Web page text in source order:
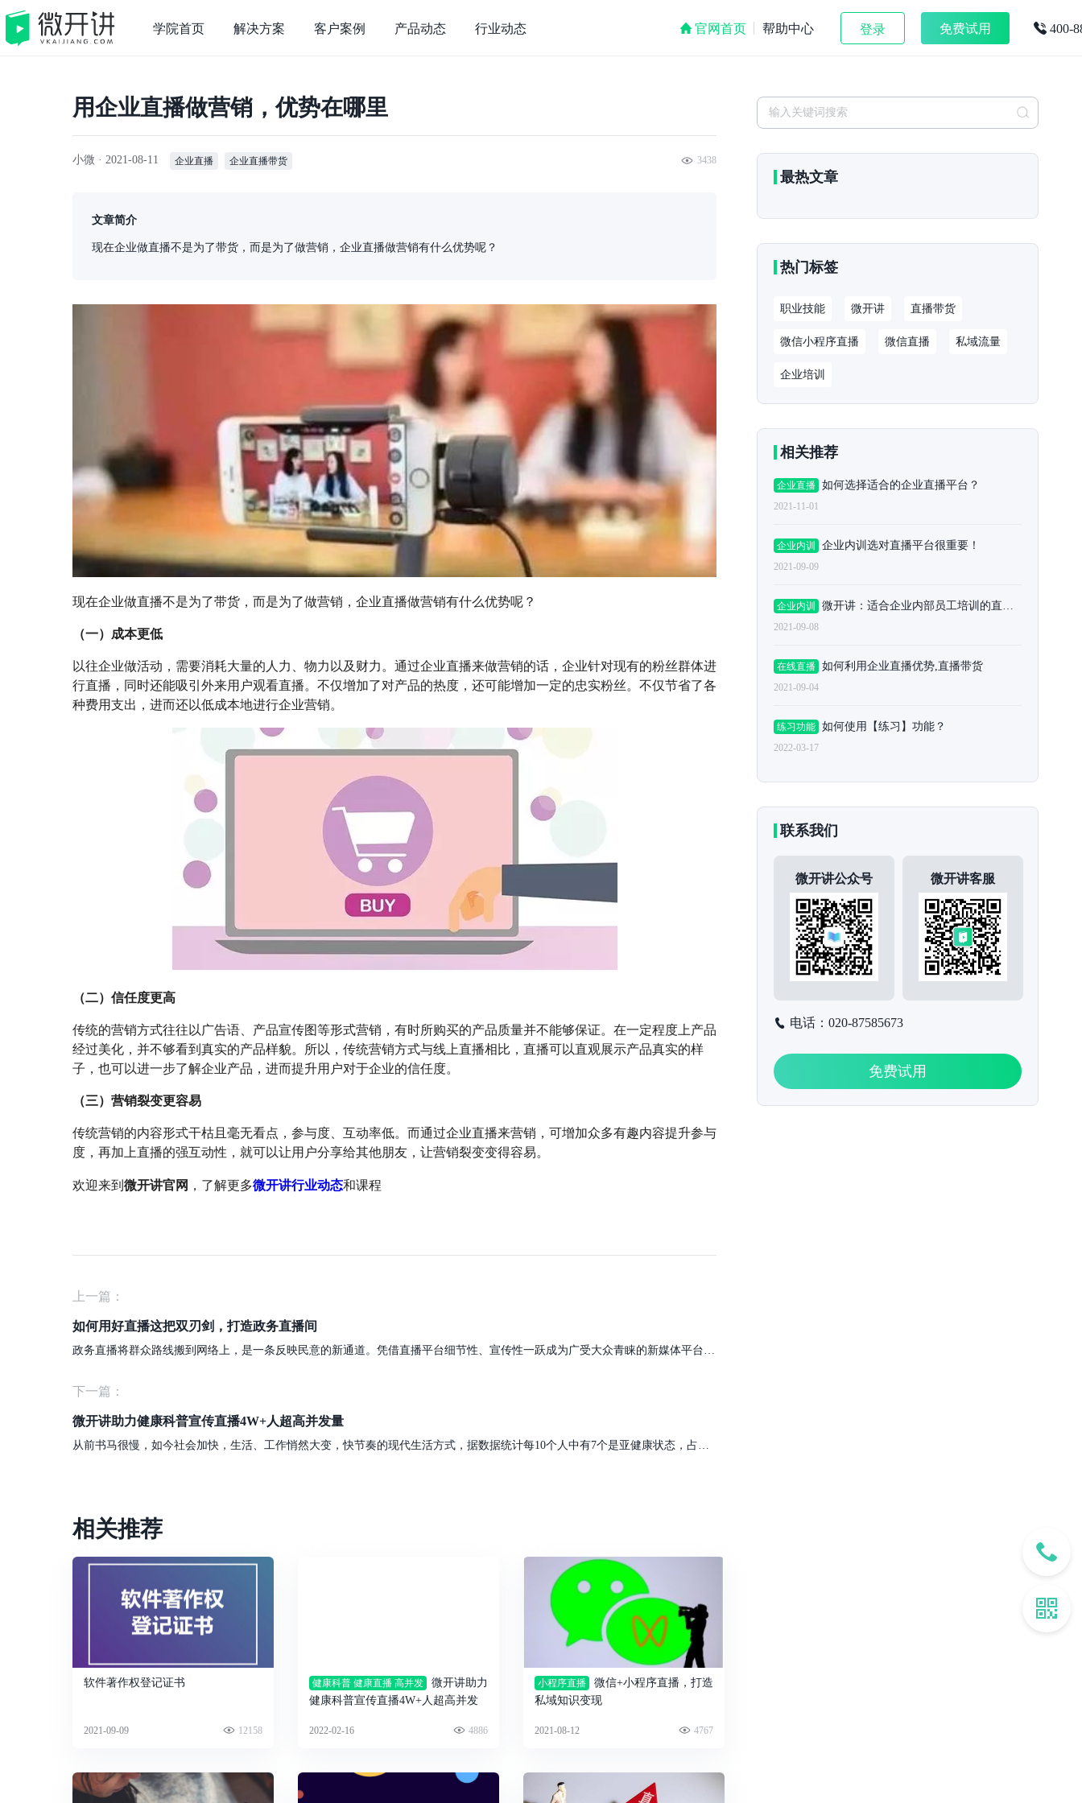
学院首页 解决方案 客户案例 产品动态 行业动态 官网首页 帮助中心 登录 免费试用 400-
用企业直播做营销，优势在哪里
小微 · 2021-08-11 企业直播 企业直播带货 3438
文章简介
现在企业做直播不是为了带货，而是为了做营销，企业直播做营销有什么优势呢？
现在企业做直播不是为了带货，而是为了做营销，企业直播做营销有什么优势呢？
（一）成本更低
以往企业做活动，需要消耗大量的人力、物力以及财力。通过企业直播来做营销的话，企业针对现有的粉丝群体进
行直播，同时还能吸引外来用户观看直播。不仅增加了对产品的热度，还可能增加一定的忠实粉丝。不仅节省了各
种费用支出，进而还以低成本地进行企业营销。
（二）信任度更高
传统的营销方式往往以广告语、产品宣传图等形式营销，有时所购买的产品质量并不能够保证。在一定程度上产品
经过美化，并不够看到真实的产品样貌。所以，传统营销方式与线上直播相比，直播可以直观展示产品真实的样
子，也可以进一步了解企业产品，进而提升用户对于企业的信任度。
（三）营销裂变更容易
传统营销的内容形式干枯且毫无看点，参与度、互动率低。而通过企业直播来营销，可增加众多有趣内容提升参与
度，再加上直播的强互动性，就可以让用户分享给其他朋友，让营销裂变变得容易。
欢迎来到 微开讲官网 ，了解更多微开讲行业动态和课程
上一篇：
如何用好直播这把双刃剑，打造政务直播间
政务直播将群众路线搬到网络上，是一条反映民意的新通道。凭借直播平台细节性、宣传性一跃成为广受大众青睐的新媒体平台，那么如何用好直播这把“双刃剑”呢？
下一篇：
微开讲助力健康科普宣传直播4W+人超高并发量
从前书马很慢，如今社会加快，生活、工作悄然大变，快节奏的现代生活方式，据数据统计每10个人中有7个是亚健康状态，占据全球70%，人们越来越关注健康养生，健康是我们人类一生的追求。
相关推荐
软件著作权登记证书
2021-09-09 12158
健康科普 健康直播 高并发
微开讲助力
健康科普宣传直播4W+人超高并发
2022-02-16 4886
小程序直播
微信+小程序直播，打造
私域知识变现
2021-08-12 4767
最热文章
热门标签
职业技能 微开讲 直播带货
微信小程序直播 微信直播 私域流量
企业培训
相关推荐
企业直播 如何选择适合的企业直播平台？
2021-11-01
企业内训 企业内训选对直播平台很重要！
2021-09-09
企业内训 微开讲：适合企业内部员工培训的直播平台
2021-09-08
在线直播 如何利用企业直播优势,直播带货
2021-09-04
练习功能 如何使用【练习】功能？
2022-03-17
联系我们
微开讲公众号 微开讲客服
电话：020-87585673
免费试用